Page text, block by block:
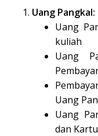
Uang Pangkal:
Uang
kuliah
Uang
Uang
Uang
dan